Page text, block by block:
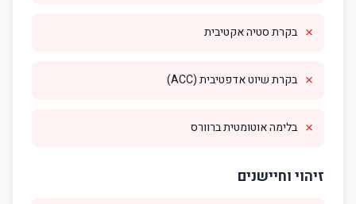
✗ בקרת סטיה אקטיבית
✗ בקרת שיוט אדפטיבית (ACC)
✗ בלימה אוטומטית ברוורס
זיהוי וחיישנים